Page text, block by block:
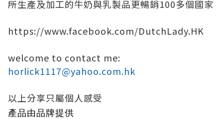
所生產及加工的牛奶與乳製品更暢銷100多個國家
https://www.facebook.com/DutchLady.HK
welcome to contact me:
horlick1117@yahoo.com.hk
以上分享只屬個人感受
產品由品牌提供